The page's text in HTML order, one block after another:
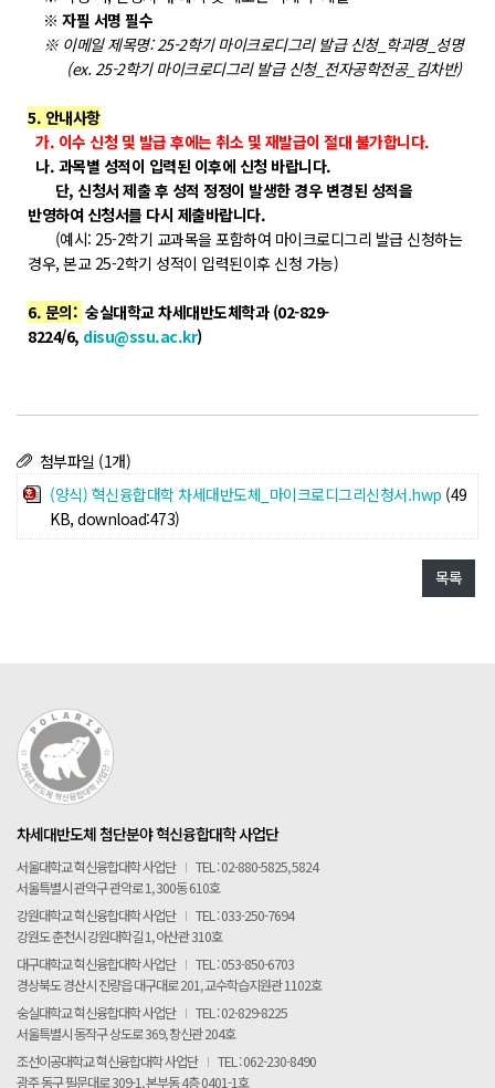
News
행사
POLAR GATE
※ 자필 서명 필수
※ 이메일 제목명: 25-2학기 마이크로디그리 발급 신청_학과명_성명
(ex. 25-2학기 마이크로디그리 발급 신청_전자공학전공_김차반)
5. 안내사항
가. 이수 신청 및 발급 후에는 취소 및 재발급이 절대 불가합니다.
나. 과목별 성적이 입력된 이후에 신청 바랍니다.
단, 신청서 제출 후 성적 정정이 발생한 경우 변경된 성적을
반영하여 신청서를 다시 제출바랍니다.
(예시: 25-2학기 교과목을 포함하여 마이크로디그리 발급 신청하는
경우, 본교 25-2학기 성적이 입력된이후 신청 가능)
6. 문의: 숭실대학교 차세대반도체학과 (02-829-
8224/6, disu@ssu.ac.kr)
첨부파일 (1개)
(양식) 혁신융합대학 차세대반도체_마이크로디그리신청서.hwp (49
KB, download:473)
목록
차세대반도체 첨단분야 혁신융합대학 사업단
서울대학교 혁신융합대학 사업단 I TEL : 02-880-5825, 5824
서울특별시 관악구 관악로 1, 300동 610호
강원대학교 혁신융합대학 사업단 I TEL : 033-250-7694
강원도 춘천시 강원대학길 1, 아산관 310호
대구대학교 혁신융합대학 사업단 I TEL : 053-850-6703
경상북도 경산시 진량읍 대구대로 201, 교수학습지원관 1102호
숭실대학교 혁신융합대학 사업단 I TEL : 02-829-8225
서울특별시 동작구 상도로 369, 창신관 204호
조선이공대학교 혁신융합대학 사업단 I TEL : 062-230-8490
광주 동구 필문대로 309-1, 본부동 4층 0401-1호